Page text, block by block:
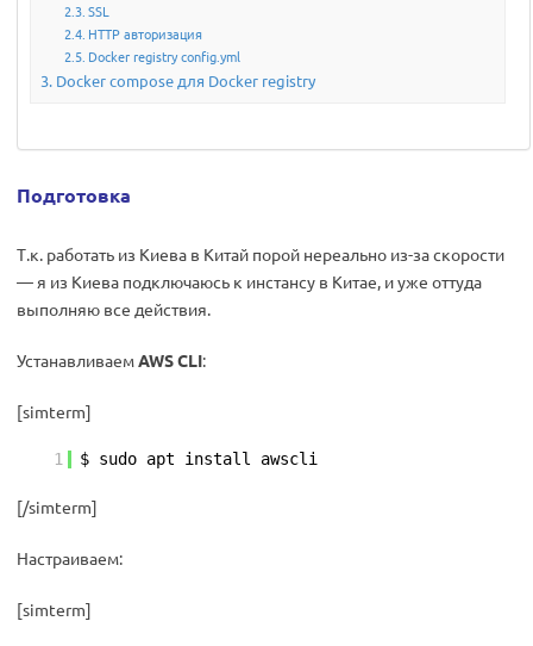
SSL
HTTP авторизация
Docker registry config.yml
Docker compose для Docker registry
Подготовка
Т.к. работать из Киева в Китай порой нереально из-за скорости
— я из Киева подключаюсь к инстансу в Китае, и уже оттуда
выполняю все действия.
УстанавливаемAWS CLI:
[simterm]
1 $ sudo apt install awscli
[/simterm]
Настраиваем:
[simterm]